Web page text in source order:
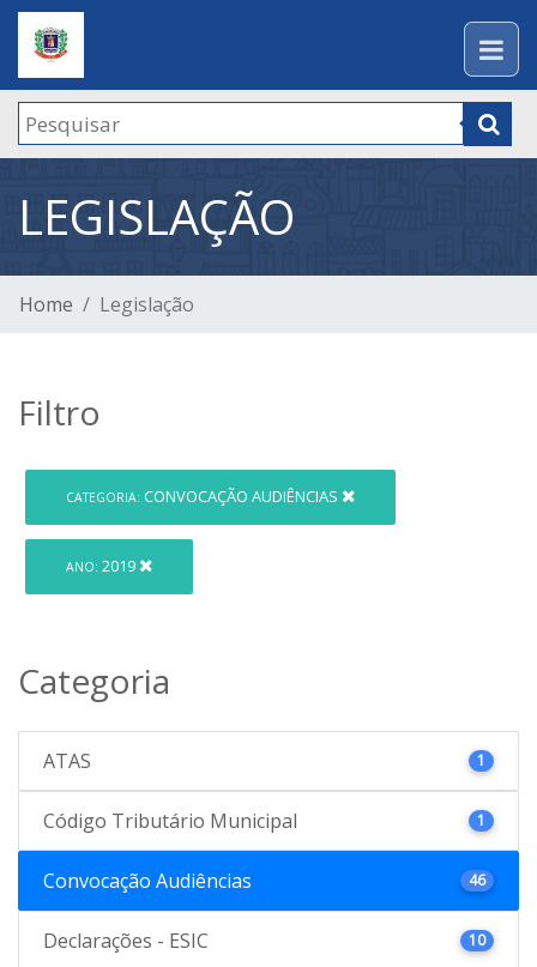
LEGISLAÇÃO
Home Legislação
Filtro
CATEGORIA: CONVOCAÇÃO AUDIÊNCIAS
ANO: 2019
Categoria
ATAS 1
Código Tributário Municipal 1
Convocação Audiências 46
Declarações - ESIC 10